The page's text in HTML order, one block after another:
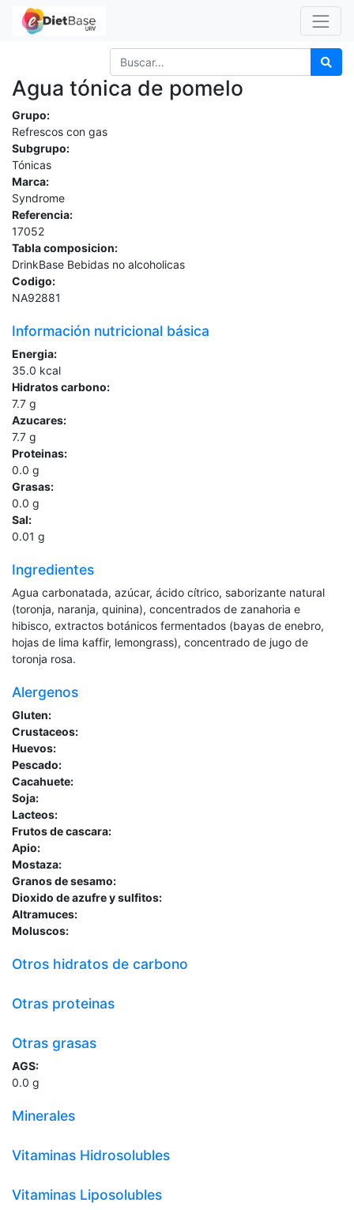
Agua tónica de pomelo
Grupo:
Refrescos con gas
Subgrupo:
Tónicas
Marca:
Syndrome
Referencia:
17052
Tabla composicion:
DrinkBase Bebidas no alcoholicas
Codigo:
NA92881
Información nutricional básica
Energia:
35.0 kcal
Hidratos carbono:
7.7 g
Azucares:
7.7 g
Proteinas:
0.0 g
Grasas:
0.0 g
Sal:
0.01 g
Ingredientes
Agua carbonatada, azúcar, ácido cítrico, saborizante natural
(toronja, naranja, quinina), concentrados de zanahoria e
hibisco, extractos botánicos fermentados (bayas de enebro,
hojas de lima kaffir, lemongrass), concentrado de jugo de
toronja rosa.
Alergenos
Gluten:
Crustaceos:
Huevos:
Pescado:
Cacahuete:
Soja:
Lacteos:
Frutos de cascara:
Apio:
Mostaza:
Granos de sesamo:
Dioxido de azufre y sulfitos:
Altramuces:
Moluscos:
Otros hidratos de carbono
Otras proteinas
Otras grasas
AGS:
0.0 g
Minerales
Vitaminas Hidrosolubles
Vitaminas Liposolubles